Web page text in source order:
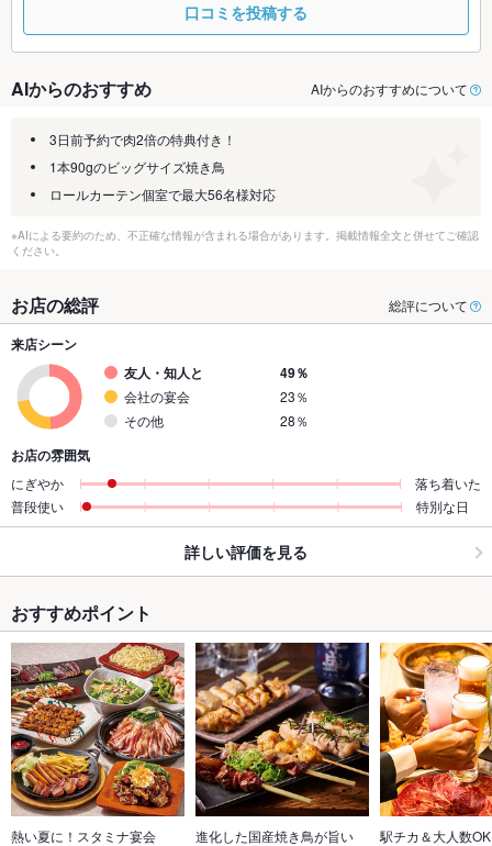
口コミを投稿する
AIからのおすすめ AIからのおすすめについて
3日前予約で肉2倍の特典付き！
1本90gのビッグサイズ焼き鳥
ロールカーテン個室で最大56名様対応
※AIによる要約のため、不正確な情報が含まれる場合があります。掲載情報全文と併せてご確認
ください。
お店の総評 総評について
来店シーン
友人・知人と
49％
会社の宴会
23％
その他
28％
お店の雰囲気
にぎやか
落ち着いた
普段使い
特別な日
詳しい評価を見る
おすすめポイント
熱い夏に！スタミナ宴会 進化した国産焼き鳥が旨い 駅チカ＆大人数OK